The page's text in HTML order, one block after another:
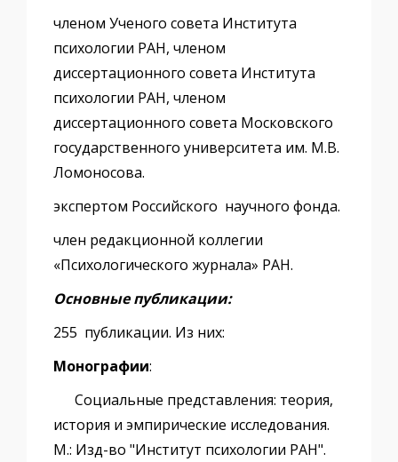
членом Ученого совета Института
психологии РАН, членом
диссертационного совета Института
психологии РАН, членом
диссертационного совета Московского
государственного университета им. М.В.
Ломоносова.
экспертом Российского научного фонда.
член редакционной коллегии
«Психологического журнала» РАН.
Основные публикации:
255 публикации. Из них:
Монографии:
Социальные представления: теория,
история и эмпирические исследования.
М.: Изд-во "Институт психологии РАН".